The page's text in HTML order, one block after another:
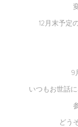
12月末予定
9
いつもお世話
どう